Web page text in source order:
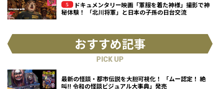
ドキュメンタリー映画「軍服を着た神様」撮影で神
秘体験！ 「北川将軍」と日本の子孫の日台交流
おすすめ記事
PICK UP
最新の怪談・都市伝説を大胆可視化！ 「ムー認定！ 絶
叫!! 令和の怪談ビジュアル大事典」発売